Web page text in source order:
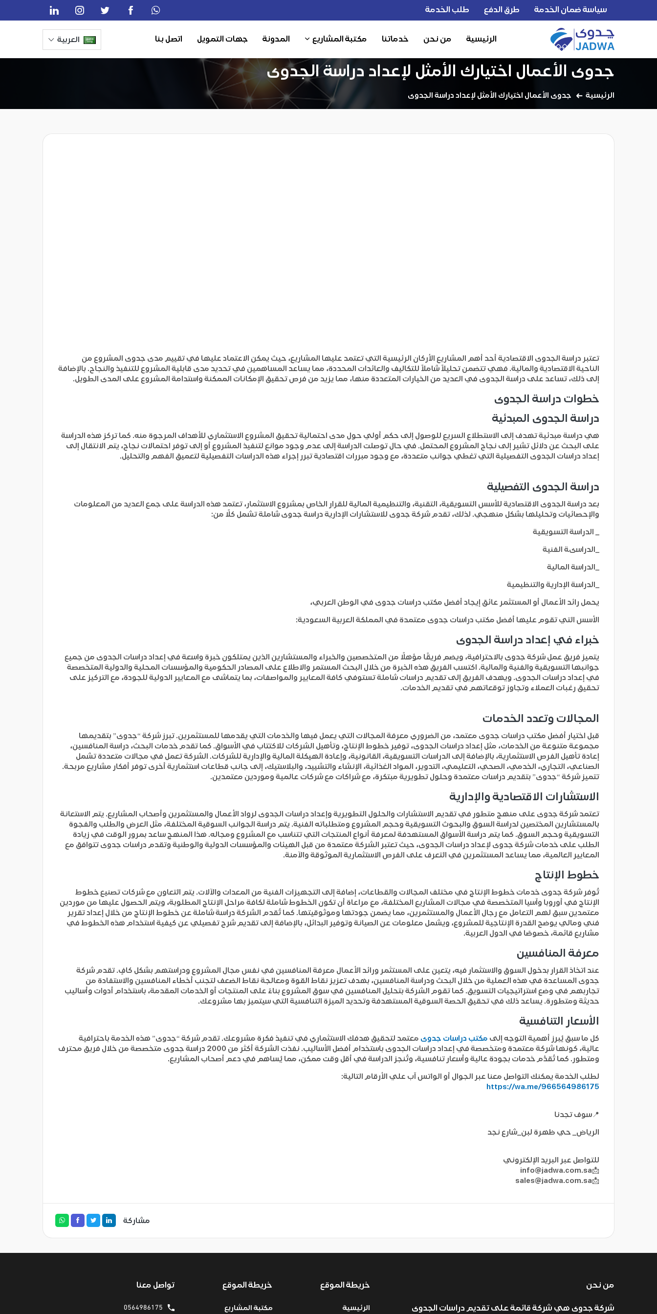
سياسة ضمان الخدمة طرق الدفع طلب الخدمة
الرئيسية من نحن خدماتنا مكتبة المشاريع المدونة جهات التمويل اتصل بنا العربية
جدوى الأعمال اختيارك الأمثل لإعداد دراسة الجدوى
الرئيسية جدوى الأعمال اختيارك الأمثل لإعداد دراسة الجدوى
تعتبر دراسة الجدوى الاقتصادية أحد أهم المشاريع الأركان الرئيسية التي تعتمد عليها المشاريع، حيث يمكن الاعتماد عليها في تقييم مدى جدوى المشروع من
الناحية الاقتصادية والمالية. فهي تتضمن تحليلاً شاملاً للتكاليف والعائدات المحددة، مما يساعد المساهمين في تحديد مدى قابلية المشروع للتنفيذ والنجاح. بالإضافة
إلى ذلك، تساعد على دراسة الجدوى في العديد من الخيارات المتعددة منها، مما يزيد من فرص تحقيق الإمكانات الممكنة واستدامة المشروع على المدى الطويل.
خطوات دراسة الجدوى
دراسة الجدوى المبدئية
هي دراسة مبدئية تهدف إلى الاستطلاع السريع للوصول إلى حكم أولي حول مدى احتمالية تحقيق المشروع الاستثماري للأهداف المرجوة منه. كما تركز هذه الدراسة
على البحث عن دلائل تشير إلى نجاح المشروع المحتمل. في حال توصلت الدراسة إلى عدم وجود موانع لتنفيذ المشروع أو إلى توفر احتمالات نجاح، يتم الانتقال إلى
إعداد دراسات الجدوى التفصيلية التي تغطي جوانب متعددة، مع وجود مبررات اقتصادية تبرر إجراء هذه الدراسات التفصيلية لتعميق الفهم والتحليل.
دراسة الجدوى التفصيلية
بعد دراسة الجدوى الاقتصادية للأسس التسويقية، التقنية، والتنظيمية المالية للقرار الخاص بمشروع الاستثمار، تعتمد هذه الدراسة على جمع العديد من المعلومات
والإحصائيات وتحليلها بشكل منهجي. لذلك، تقدم شركة جدوى للاستشارات الإدارية دراسة جدوى شاملة تشمل كلًا من:
_ الدراسة التسويقية
_الدراسىة الفنية
_الدراسة المالية
_الدراسة الإدارية والتنظيمية
يحمل رائد الأعمال أو المستثمر عائق إيجاد أفضل مكتب دراسات جدوى في الوطن العربي،
الأسس التي تقوم عليها أفضل مكتب دراسات جدوى معتمدة في المملكة العربية السعودية:
خبراء في إعداد دراسة الجدوى
يتميز فريق عمل شركة جدوى بالاحترافية، ويضم فريقًا مؤهلًا من المتخصصين والخبراء والمستشارين الذين يمتلكون خبرة واسعة في إعداد دراسات الجدوى من جميع
جوانبها التسويقية والفنية والمالية. اكتسب الفريق هذه الخبرة من خلال البحث المستمر والاطلاع على المصادر الحكومية والمؤسسات المحلية والدولية المتخصصة
في إعداد دراسات الجدوى. ويهدف الفريق إلى تقديم دراسات شاملة تستوفي كافة المعايير والمواصفات، بما يتماشى مع المعايير الدولية للجودة، مع التركيز على
تحقيق رغبات العملاء وتجاوز توقعاتهم في تقديم الخدمات.
المجالات وتعدد الخدمات
قبل اختيار أفضل مكتب دراسات جدوى معتمد، من الضروري معرفة المجالات التي يعمل فيها والخدمات التي يقدمها للمستثمرين. تبرز شركة “جدوى” بتقديمها
مجموعة متنوعة من الخدمات، مثل إعداد دراسات الجدوى، توفير خطوط الإنتاج، وتأهيل الشركات للاكتتاب في الأسواق. كما تقدم خدمات البحث، دراسة المنافسين،
إعادة تأهيل الفرص الاستثمارية، بالإضافة إلى الدراسات التسويقية، القانونية، وإعادة الهيكلة المالية والإدارية للشركات. الشركة تعمل في مجالات متعددة تشمل
الصناعي، التجاري، الخدمي، الصحي، التعليمي، التدوير، المواد الغذائية، الإنشاء والتشييد، والبلاستيك، إلى جانب قطاعات استثمارية أخرى توفر أفكار مشاريع مربحة.
تتميز شركة “جدوى” بتقديم دراسات معتمدة وحلول تطويرية مبتكرة، مع شراكات مع شركات عالمية وموردين معتمدين.
الاستشارات الاقتصادية والإدارية
تعتمد شركة جدوى على منهج متطور في تقديم الاستشارات والحلول التطويرية وإعداد دراسات الجدوى لرواد الأعمال والمستثمرين وأصحاب المشاريع. يتم الاستعانة
بالمستشارين المختصين لدراسة السوق والبحوث التسويقية وحجم المشروع ومتطلباته الفنية. يتم دراسة الجوانب السوقية المختلفة، مثل العرض والطلب والفجوة
التسويقية وحجم السوق. كما يتم دراسة الأسواق المستهدفة لمعرفة أنواع المنتجات التي تتناسب مع المشروع ومجاله. هذا المنهج ساعد بمرور الوقت في زيادة
الطلب على خدمات شركة جدوى لإعداد دراسات الجدوى، حيث تعتبر الشركة معتمدة من قبل الهيئات والمؤسسات الدولية والوطنية وتقدم دراسات جدوى تتوافق مع
المعايير العالمية، مما يساعد المستثمرين في التعرف على الفرص الاستثمارية الموثوقة والآمنة.
خطوط الإنتاج
تُوفر شركة جدوى خدمات خطوط الإنتاج في مختلف المجالات والقطاعات، إضافة إلى التجهيزات الفنية من المعدات والآلات. يتم التعاون مع شركات تصنيع خطوط
الإنتاج في أوروبا وآسيا المتخصصة في مجالات المشاريع المختلفة، مع مراعاة أن تكون الخطوط شاملة لكافة مراحل الإنتاج المطلوبة، ويتم الحصول عليها من موردين
معتمدين سبق لهم التعامل مع رجال الأعمال والمستثمرين، مما يضمن جودتها وموثوقيتها. كما تُقدم الشركة دراسة شاملة عن خطوط الإنتاج من خلال إعداد تقرير
فني ومالي يوضح القدرة الإنتاجية للمشروع، ويشمل معلومات عن الصيانة وتوفير البدائل، بالإضافة إلى تقديم شرح تفصيلي عن كيفية استخدام هذه الخطوط في
مشاريع قائمة، خصوصًا في الدول العربية.
معرفة المنافسين
عند اتخاذ القرار بدخول السوق والاستثمار فيه، يتعين على المستثمر ورائد الأعمال معرفة المنافسين في نفس مجال المشروع ودراستهم بشكل كافٍ. تقدم شركة
جدوى المساعدة في هذه العملية من خلال البحث ودراسة المنافسين، بهدف تعزيز نقاط القوة ومعالجة نقاط الضعف لتجنب أخطاء المنافسين والاستفادة من
تجاربهم في وضع استراتيجيات التسويق. كما تقوم الشركة بتحليل المنافسين في سوق المشروع بناءً على المنتجات أو الخدمات المقدمة، باستخدام أدوات وأساليب
حديثة ومتطورة. يساعد ذلك في تحقيق الحصة السوقية المستهدفة وتحديد الميزة التنافسية التي سيتميز بها مشروعك.
الأسعار التنافسية
كل ما سبق يُبرز أهمية التوجه إلى مكتب دراسات جدوى معتمد لتحقيق هدفك الاستثماري في تنفيذ فكرة مشروعك. تقدم شركة “جدوى” هذه الخدمة باحترافية
عالية، كونها شركة معتمدة ومتخصصة في إعداد دراسات الجدوى باستخدام أفضل الأساليب. نفذت الشركة أكثر من 2000 دراسة جدوى متخصصة من خلال فريق محترف
ومتطور. كما تُقدّم خدمات بجودة عالية وأسعار تنافسية، وتُنجز الدراسة في أقل وقت ممكن، مما يُساهم في دعم أصحاب المشاريع.
لطلب الخدمة يمكنك التواصل معنا عبر الجوال أو الواتس آب علي الأرقام التالية:
https://wa.me/966564986175
📍سوف تجدنا
الرياض_ حي ظهرة لبن_شارع نجد
للتواصل عبر البريد الإلكتروني
📩
info@jadwa.com.sa
📩
sales@jadwa.com.sa
مشاركة
من نحن
شركة جدوى هي شركة قائمة على تقديم دراسات الجدوى
خريطة الموقع
الرئيسية
خريطة الموقع
مكتبة المشاريع
تواصل معنا
0564986175